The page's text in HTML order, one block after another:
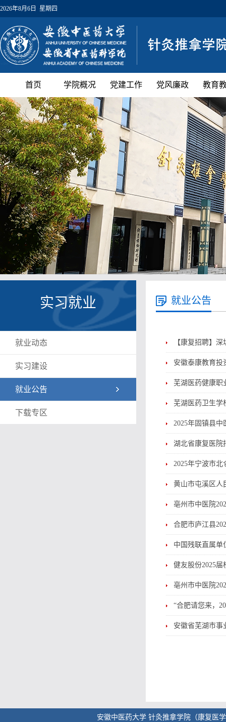
2026年8月6日 星期四
首页 学院概况 党建工作 党风廉政 教育
实习就业
就业动态
实习建设
就业公告
下载专区
就业公告
【康复招聘】
安徽泰康教育投
芜湖医药健康职
芜湖医药卫生学
2025年固镇县
湖北省康复医院
2025年宁波市
黄山市屯溪区人
亳州市中医院
合肥市庐江县
中国残联直属单
健友股份2025届
亳州市中医院
“合肥请您来，
安徽省芜湖市事
安徽中医药大学 针灸推拿学院（康复医